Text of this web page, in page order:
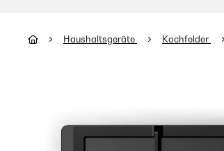
Haushaltsgeräte Kochfelder